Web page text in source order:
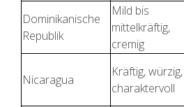
Dominikanische
Republik
Mild bis
mittelkräftig,
cremig
Nicaragua
Kräftig, würzig,
charaktervoll